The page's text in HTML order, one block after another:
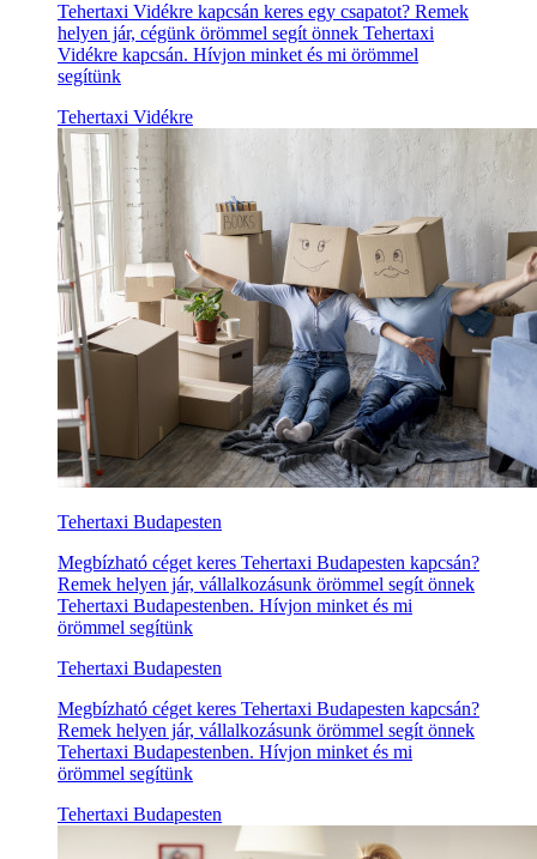
Tehertaxi Vidékre kapcsán keres egy csapatot? Remek
helyen jár, cégünk örömmel segít önnek Tehertaxi
Vidékre kapcsán. Hívjon minket és mi örömmel
segítünk
Tehertaxi Vidékre
Tehertaxi Budapesten
Megbízható céget keres Tehertaxi Budapesten kapcsán?
Remek helyen jár, vállalkozásunk örömmel segít önnek
Tehertaxi Budapestenben. Hívjon minket és mi
örömmel segítünk
Tehertaxi Budapesten
Megbízható céget keres Tehertaxi Budapesten kapcsán?
Remek helyen jár, vállalkozásunk örömmel segít önnek
Tehertaxi Budapestenben. Hívjon minket és mi
örömmel segítünk
Tehertaxi Budapesten